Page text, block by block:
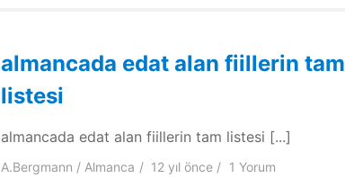
almancada edat alan fiillerin tam
listesi
almancada edat alan fiillerin tam listesi [...]
A.Bergmann Almanca 12 yılönce 1 Yorum